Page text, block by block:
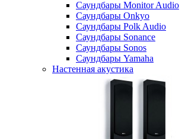
Саундбары Monitor Audio
Саундбары Onkyo
Саундбары Polk Audio
Саундбары Sonance
Саундбары Sonos
Саундбары Yamaha
Настенная акустика